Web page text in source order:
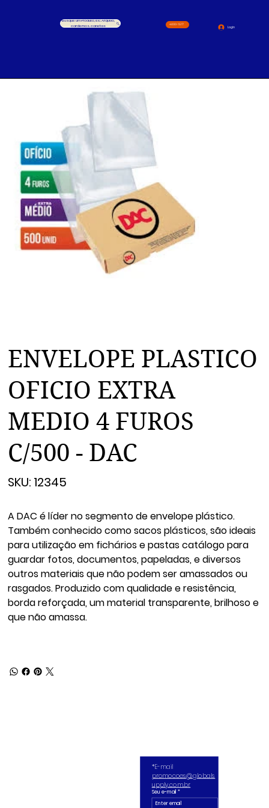
Busque um Produto, ex.: Arquivo,
cardernos, canetas
4000-1517
Login
ENVELOPE PLASTICO
OFICIO EXTRA
MEDIO 4 FUROS
C/500 - DAC
SKU:
12345
12345
A DAC é líder no segmento de envelope plástico.
Também conhecido como sacos plásticos, são ideais
para utilização em fichários e pastas catálogo para
guardar fotos, documentos, papeladas, e diversos
outros materiais que não podem ser amassados ou
rasgados. Produzido com qualidade e resistência,
borda reforçada, um material transparente, brilhoso e
que não amassa.
promocoes@globals
upply.com.br
Seu e-mail *